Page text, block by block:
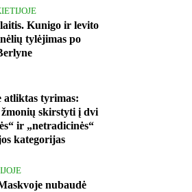
Kunigo ir levito
tylėjimas po
atliktas tyrimas:
žmonių skirstyti į dvi
ir „netradicinės“
kategorijas
nubaudė